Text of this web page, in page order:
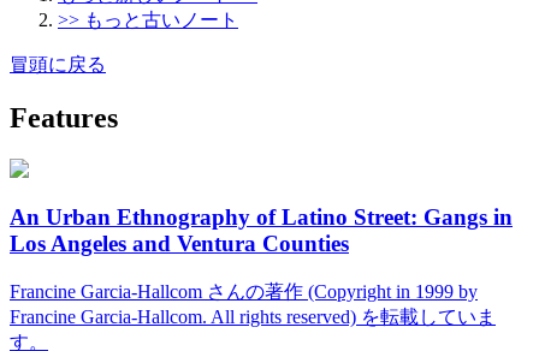
>> もっと古いノート
冒頭に戻る
Features
An Urban Ethnography of Latino Street: Gangs in
Los Angeles and Ventura Counties
Francine Garcia-Hallcom さんの著作 (Copyright in 1999 by
Francine Garcia-Hallcom. All rights reserved) を転載していま
す。